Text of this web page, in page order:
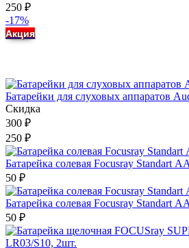
250 ₽
-17%
Акция
Батарейки для слуховых аппаратов
Скидка
300 ₽
250 ₽
Батарейка солевая Focusray Standart
50 ₽
Батарейка солевая Focusray Standart
50 ₽